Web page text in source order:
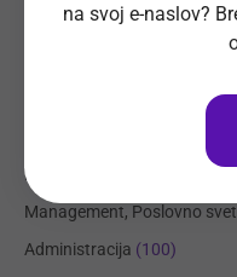
Trgovina (228)
Strojništvo, Metalurgija,
Prehrambena industrija,
Elektrotehnika, Elektronika,
Management, Poslovno
Administracija (100)
na svoj e-naslov?